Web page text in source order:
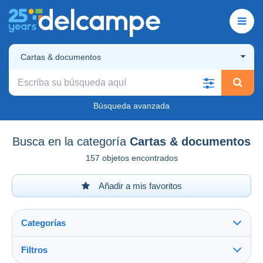
Cartas & documentos
Búsqueda avanzada
Busca en la categoría Cartas & documentos
157 objetos encontrados
Añadir a mis favoritos
Categorías
Filtros